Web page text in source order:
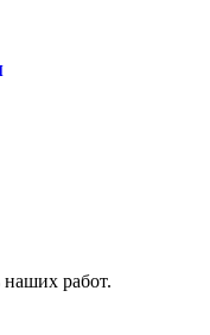
работ.